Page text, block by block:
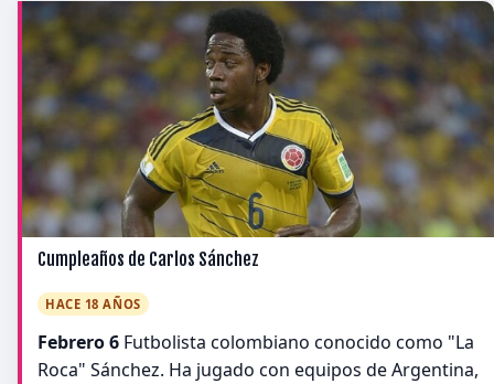
Cumpleaños de Carlos Sánchez
HACE 18 AÑOS
Febrero 6 Futbolista colombiano conocido como "La
Roca" Sánchez. Ha jugado con equipos de Argentina,